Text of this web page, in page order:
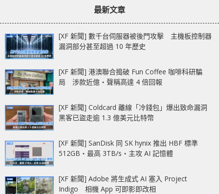
最新文章
[XF 新聞] 數千台伺服器被後門攻擊 主機板控制器
漏洞部分甚至超過 10 年歷史
[XF 新聞] 港澳聯合搗破 Fun Coffee 咖啡科研騙
局 涉款近億‧聲稱高達 4 倍回報
[XF 新聞] Coldcard 離線「冷錢包」爆出致命漏洞
黑客已盜走逾 1.3 億美元比特幣
[XF 新聞] SanDisk 同 SK hynix 推出 HBF 標準
512GB‧最高 3TB/s‧主攻 AI 記憶體
[XF 新聞] Adobe 將生成式 AI 塞入 Project
Indigo 相機 App 可即影即改相